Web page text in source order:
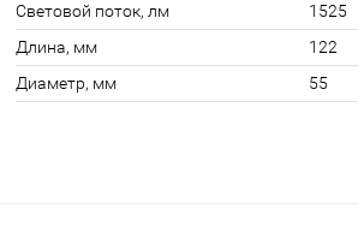
Световой поток, лм
1525
Длина, мм
122
Диаметр, мм
55